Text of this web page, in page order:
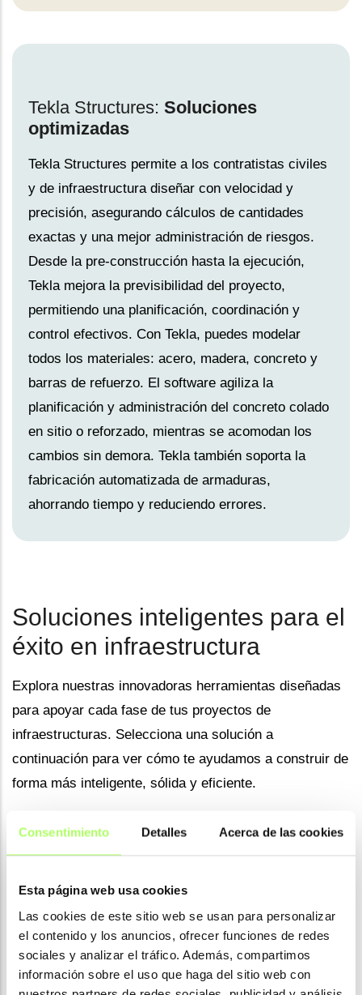
Consentimiento Detalles Acerca de las cookies
Esta página web usa cookies
Las cookies de este sitio web se usan para personalizar
el contenido y los anuncios, ofrecer funciones de redes
sociales y analizar el tráfico. Además, compartimos
información sobre el uso que haga del sitio web con
Tekla Structures: Soluciones
optimizadas
Tekla Structures permite a los contratistas civiles
y de infraestructura diseñar con velocidad y
precisión, asegurando cálculos de cantidades
exactas y una mejor administración de riesgos.
Desde la pre-construcción hasta la ejecución,
Tekla mejora la previsibilidad del proyecto,
permitiendo una planificación, coordinación y
control efectivos. Con Tekla, puedes modelar
todos los materiales: acero, madera, concreto y
barras de refuerzo. El software agiliza la
planificación y administración del concreto colado
en sitio o reforzado, mientras se acomodan los
cambios sin demora. Tekla también soporta la
fabricación automatizada de armaduras,
ahorrando tiempo y reduciendo errores.
Soluciones inteligentes para el
éxito en infraestructura
Explora nuestras innovadoras herramientas diseñadas
para apoyar cada fase de tus proyectos de
infraestructuras. Selecciona una solución a
continuación para ver cómo te ayudamos a construir de
forma más inteligente, sólida y eficiente.
Tekla Structures